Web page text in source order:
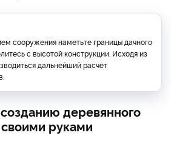
сооружения наметьте границы дачного
с высотой конструкции. Исходя из
дальнейший расчет
деревянного
руками